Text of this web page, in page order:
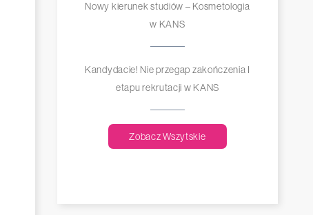
Nowy kierunek studiów – Kosmetologia
w KANS
Kandydacie! Nie przegap zakończenia I
etapu rekrutacji w KANS
Zobacz Wszytskie